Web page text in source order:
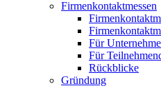
Firmenkontaktmessen
Für
Für
Rückblicke
Gründung